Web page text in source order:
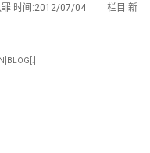
认罪 时间:2012/07/04 栏目:新